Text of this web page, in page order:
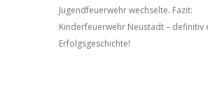
Jugendfeuerwehr wechselte. Fazit:
Kinderfeuerwehr Neustadt – definitiv
Erfolgsgeschichte!